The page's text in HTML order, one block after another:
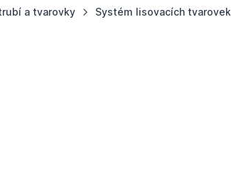
a tvarovky Systém lisovacích tvarovek